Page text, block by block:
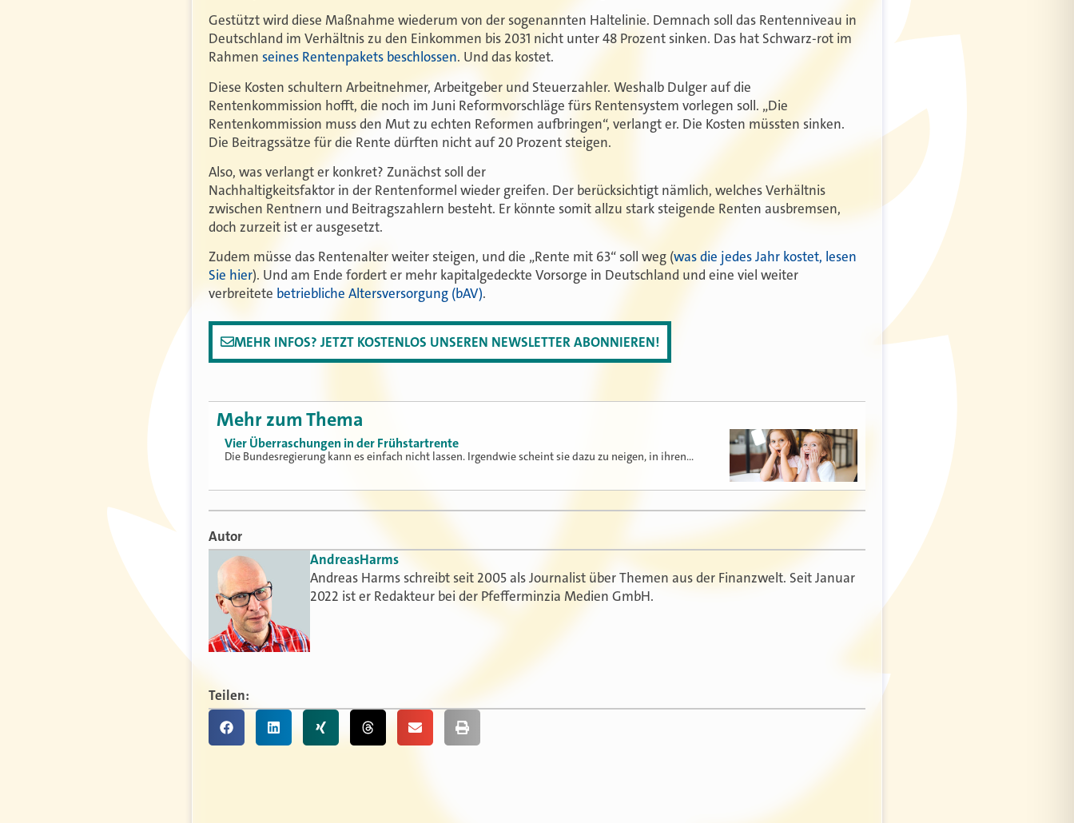
Gestützt wird diese Maßnahme wiederum von der sogenannten Haltelinie. Demnach soll das Rentenniveau in
Deutschland im Verhältnis zu den Einkommen bis 2031 nicht unter 48 Prozent sinken. Das hat Schwarz-rot im
Rahmen seines Rentenpakets beschlossen. Und das kostet.
Diese Kosten schultern Arbeitnehmer, Arbeitgeber und Steuerzahler. Weshalb Dulger auf die
Rentenkommission hofft, die noch im Juni Reformvorschläge fürs Rentensystem vorlegen soll. „Die
Rentenkommission muss den Mut zu echten Reformen aufbringen“, verlangt er. Die Kosten müssten sinken.
Die Beitragssätze für die Rente dürften nicht auf 20 Prozent steigen.
Also, was verlangt er konkret? Zunächst soll der
Nachhaltigkeitsfaktor in der Rentenformel wieder greifen. Der berücksichtigt nämlich, welches Verhältnis
zwischen Rentnern und Beitragszahlern besteht. Er könnte somit allzu stark steigende Renten ausbremsen,
doch zurzeit ist er ausgesetzt.
Zudem müsse das Rentenalter weiter steigen, und die „Rente mit 63“ soll weg (was die jedes Jahr kostet, lesen
Sie hier). Und am Ende fordert er mehr kapitalgedeckte Vorsorge in Deutschland und eine viel weiter
verbreitete betriebliche Altersversorgung (bAV).
MEHR INFOS? JETZT KOSTENLOS UNSEREN NEWSLETTER ABONNIEREN!
Mehr zum Thema
Vier Überraschungen in der Frühstartrente
Die Bundesregierung kann es einfach nicht lassen. Irgendwie scheint sie dazu zu neigen, in ihren…
Autor
AndreasHarms
Andreas Harms schreibt seit 2005 als Journalist über Themen aus der Finanzwelt. Seit Januar
2022 ist er Redakteur bei der Pfefferminzia Medien GmbH.
Teilen: